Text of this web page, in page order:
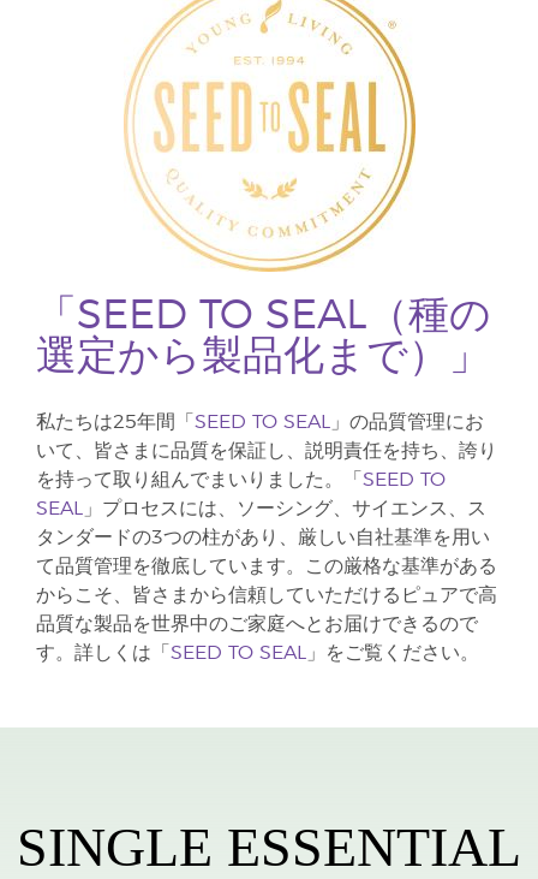
「SEED TO SEAL（種の
選定から製品化まで）」
私たちは25年間「 SEED TO SEAL
」の品質管理にお
いて、皆さまに品質を保証し、説明責任を持ち、誇り
を持って取り組んでまいりました。「 SEED TO
SEAL
」プロセスには、ソーシング、サイエンス、ス
タンダードの3つの柱があり、厳しい自社基準を用い
て品質管理を徹底しています。この厳格な基準がある
からこそ、皆さまから信頼していただけるピュアで高
品質な製品を世界中のご家庭へとお届けできるので
す。詳しくは「 SEED TO SEAL 」をご覧ください。
SINGLE ESSENTIAL